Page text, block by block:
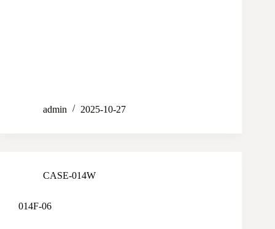
admin 2025-10-27
CASE-014W
014F-06